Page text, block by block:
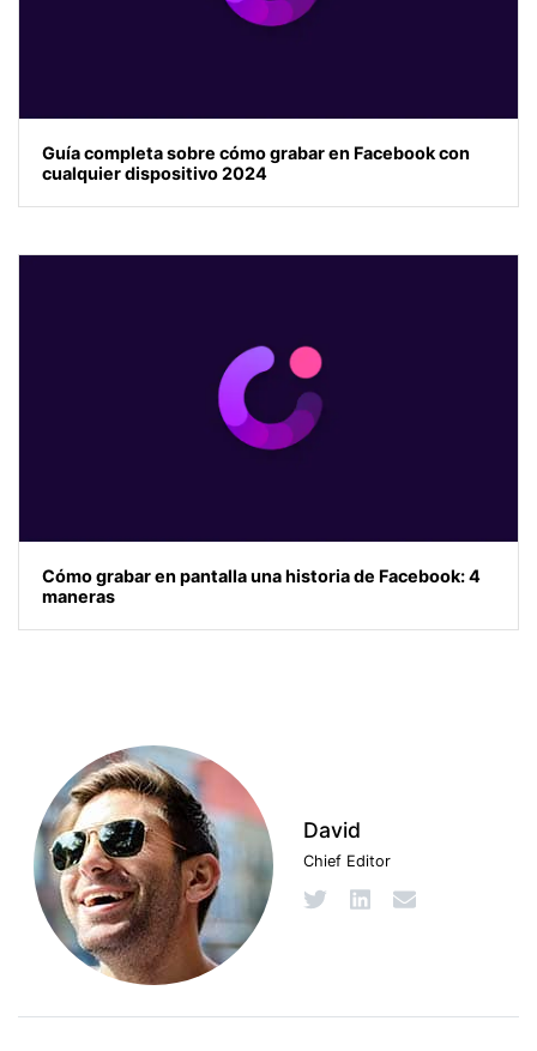
Guía completa sobre cómo grabar en Facebook con
cualquier dispositivo 2024
Cómo grabar en pantalla una historia de Facebook: 4
maneras
David
Chief Editor